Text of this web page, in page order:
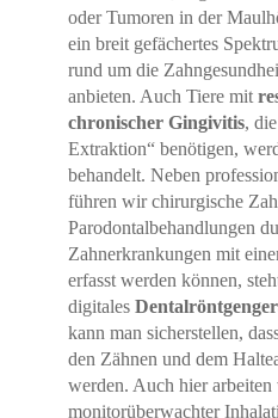
oder Tumoren in der
ein breit gefächertes
rund um die
anbieten. Auch Tiere mit
chronischer Gingivitis,
Extraktion“ benötigen,
behandelt. Neben
führen wir chirurgische
Parodontalbehandlungen
Zahnerkrankungen mit
erfasst werden können,
digitales
kann man sicherstellen,
den Zähnen und dem
werden. Auch hier
monitorüberwachter